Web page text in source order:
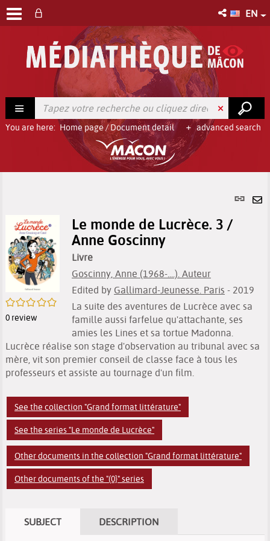
EN
advanced search
You are here: Home page/Document detail
link
/5
0 review
Le monde de Lucrèce. 3 /
Anne Goscinny
Livre
Goscinny, Anne (1968-....). Auteur
Edited by Gallimard-Jeunesse. Paris - 2019
La suite des aventures de Lucrèce avec sa
famille aussi farfelue qu'attachante, ses
amies les Lines et sa tortue Madonna.
Lucrèce réalise son stage d'observation au tribunal avec sa
mère, vit son premier conseil de classe face à tous les
professeurs et assiste au tournage d'un film.
See the collection "Grand format littérature"
See the series "Le monde de Lucrèce"
Other documents in the collection "Grand format littérature"
Other documents of the "(0}" series
SUBJECT DESCRIPTION